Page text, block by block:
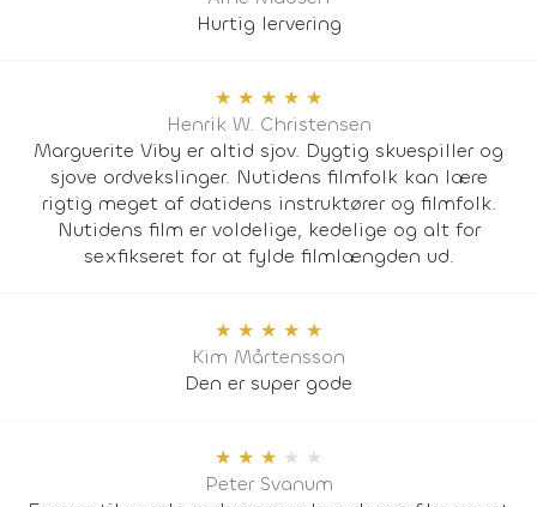
Hurtig lervering
★ ★ ★ ★ ★
Henrik W. Christensen
Marguerite Viby er altid sjov. Dygtig skuespiller og
sjove ordvekslinger. Nutidens filmfolk kan lære
rigtig meget af datidens instruktører og filmfolk.
Nutidens film er voldelige, kedelige og alt for
sexfikseret for at fylde filmlængden ud.
★ ★ ★ ★ ★
Kim Mårtensson
Den er super gode
★ ★ ★ ★ ★
Peter Svanum